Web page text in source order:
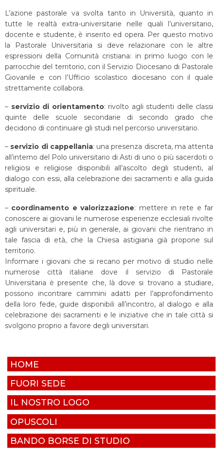
L’azione pastorale va svolta tanto in Università, quanto in
tutte le realtà extra-universitarie nelle quali l’universitario,
docente e studente, è inserito ed opera. Per questo motivo
la Pastorale Universitaria si deve relazionare con le altre
espressioni della Comunità cristiana: in primo luogo con le
parrocchie del territorio, con il Servizio Diocesano di Pastorale
Giovanile e con l’Ufficio scolastico diocesano con il quale
strettamente collabora.
– servizio di orientamento: rivolto agli studenti delle classi
quinte delle scuole secondarie di secondo grado che
decidono di continuare gli studi nel percorso universitario.
– servizio di cappellania: una presenza discreta, ma attenta
all’interno del Polo universitario di Asti di uno o più sacerdoti o
religiosi e religiose disponibili all’ascolto degli studenti, al
dialogo con essi, alla celebrazione dei sacramenti e alla guida
spirituale.
– coordinamento e valorizzazione: mettere in rete e far
conoscere ai giovani le numerose esperienze ecclesiali rivolte
agli universitari e, più in generale, ai giovani che rientrano in
tale fascia di età, che la Chiesa astigiana già propone sul
territorio.
Informare i giovani che si recano per motivo di studio nelle
numerose città italiane dove il servizio di Pastorale
Universitaria è presente che, là dove si trovano a studiare,
possono incontrare cammini adatti per l’approfondimento
della loro fede, guide disponibili all’incontro, al dialogo e alla
celebrazione dei sacramenti e le iniziative che in tale città si
svolgono proprio a favore degli universitari.
HOME
FUORI SEDE
IL NOSTRO LOGO
OPUSCOLI
BANDO BORSE DI STUDIO